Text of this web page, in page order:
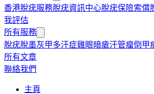
香港脫疣服務脫疣資訊中心脫疣保險索償
我評估
所有服務
脫疣脫墨灰甲多汗症雞眼暗瘡汗管瘤倒甲
所有文章
聯絡我們
主頁